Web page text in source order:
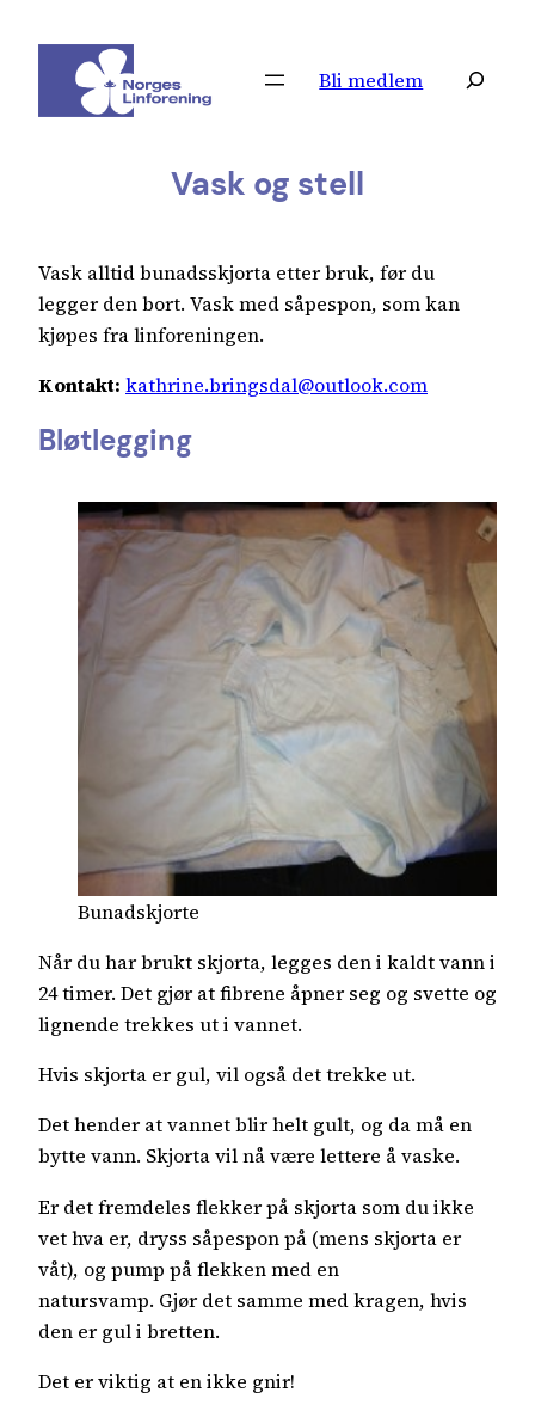
innhold
Bli medlem Søk
Vask og stell
Vask alltid bunadsskjorta etter bruk, før du
legger den bort. Vask med såpespon, som kan
kjøpes fra linforeningen.
Kontakt: kathrine.bringsdal@outlook.com
Bløtlegging
Bunadskjorte
Når du har brukt skjorta, legges den i kaldt vann i
24 timer. Det gjør at fibrene åpner seg og svette og
lignende trekkes ut i vannet.
Hvis skjorta er gul, vil også det trekke ut.
Det hender at vannet blir helt gult, og da må en
bytte vann. Skjorta vil nå være lettere å vaske.
Er det fremdeles flekker på skjorta som du ikke
vet hva er, dryss såpespon på (mens skjorta er
våt), og pump på flekken med en
natursvamp. Gjør det samme med kragen, hvis
den er gul i bretten.
Det er viktig at en ikke gnir!